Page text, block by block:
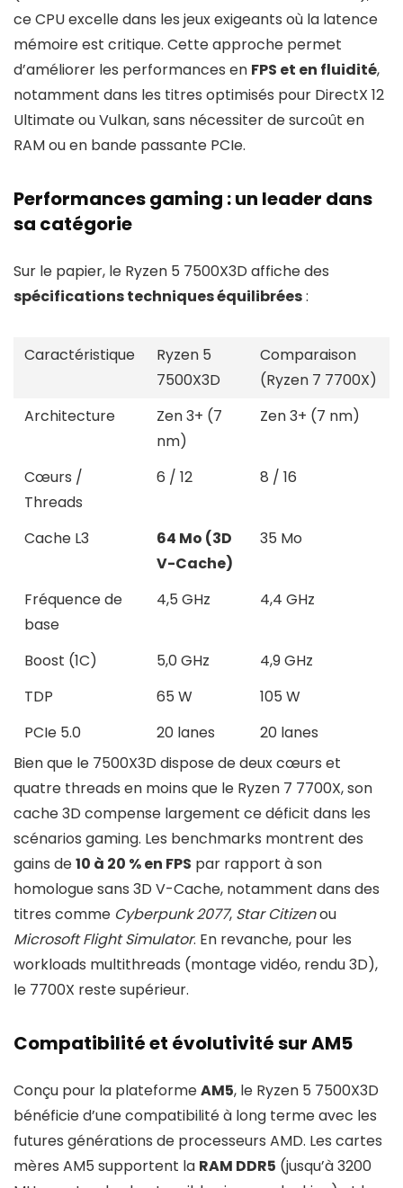
ce CPU excelle dans les jeux exigeants où la latence
mémoire est critique. Cette approche permet
d’améliorer les performances en FPS et en fluidité,
notamment dans les titres optimisés pour DirectX 12
Ultimate ou Vulkan, sans nécessiter de surcoût en
RAM ou en bande passante PCIe.
Performances gaming : un leader dans
sa catégorie
Sur le papier, le Ryzen 5 7500X3D affiche des
spécifications techniques équilibrées:
Caractéristique
Ryzen 5
7500X3D
Comparaison
(Ryzen 7 7700X)
Architecture
Zen 3+ (7
nm)
Zen 3+ (7 nm)
Cœurs /
Threads
6 / 12 8 / 16
Cache L3
64 Mo (3D
V-Cache)
35 Mo
Fréquence de
base
4,5 GHz 4,4 GHz
Boost (1C) 5,0 GHz
4,9 GHz
TDP
65 W
105 W
PCIe 5.0
20 lanes
20 lanes
Bien que le 7500X3D dispose de deux cœurs et
quatre threads en moins que le Ryzen 7 7700X, son
cache 3D compense largement ce déficit dans les
scénarios gaming. Les benchmarks montrent des
gains de10 à 20 % en FPS par rapport à son
homologue sans 3D V-Cache, notamment dans des
titres comme Cyberpunk 2077, Star Citizenou
Microsoft Flight Simulator. En revanche, pour les
workloads multithreads (montage vidéo, rendu 3D),
le 7700X reste supérieur.
Compatibilité et évolutivité sur AM5
Conçu pour la plateformeAM5, le Ryzen 5 7500X3D
bénéficie d’une compatibilité à long terme avec les
futures générations de processeurs AMD. Les cartes
mères AM5 supportent la RAM DDR5 (jusqu’à 3200